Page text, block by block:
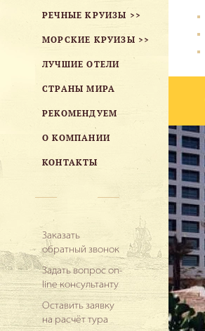
РЕЧНЫЕ КРУИЗЫ >>
МОРСКИЕ КРУИЗЫ >>
ЛУЧШИЕ ОТЕЛИ
СТРАНЫ МИРА
РЕКОМЕНДУЕМ
О КОМПАНИИ
КОНТАКТЫ
Заказать
обратный звонок
Задать вопрос on-
line консультанту
Оставить заявку
на расчёт тура